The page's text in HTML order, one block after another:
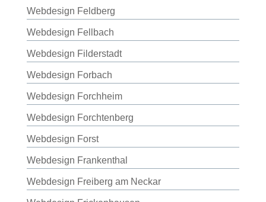
Webdesign Feldberg
Webdesign Fellbach
Webdesign Filderstadt
Webdesign Forbach
Webdesign Forchheim
Webdesign Forchtenberg
Webdesign Forst
Webdesign Frankenthal
Webdesign Freiberg am Neckar